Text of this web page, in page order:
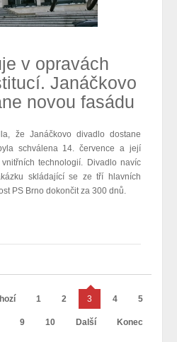
v opravách
Janáčkovo
novou fasádu
že Janáčkovo divadlo dostane
schválena 14. července a její
technologií. Divadlo navíc
skládající se ze tří hlavních
PS Brno dokončit za 300 dnů.
1 2 3 4 5
9 10 Další Konec